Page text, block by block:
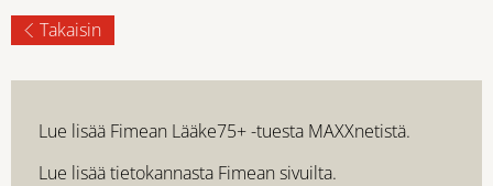
Takaisin
Lue lisää Fimean Lääke75+ -tuesta MAXXnetistä.
Lue lisää tietokannasta Fimean sivuilta.